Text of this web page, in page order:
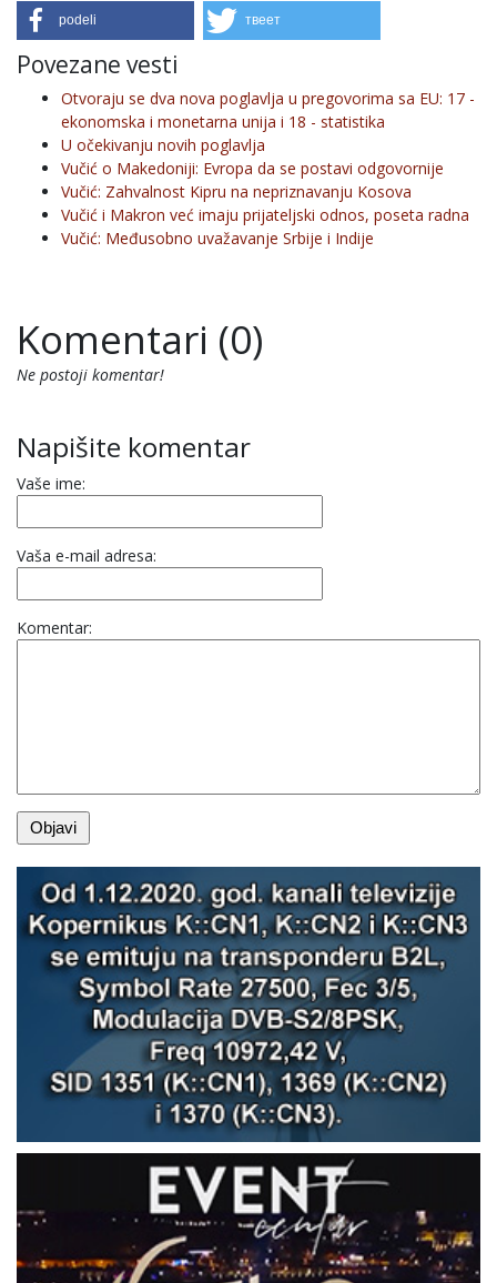
podeli твеет
Povezane vesti
Otvoraju se dva nova poglavlja u pregovorima sa EU: 17 -
ekonomska i monetarna unija i 18 - statistika
U očekivanju novih poglavlja
Vučić o Makedoniji: Evropa da se postavi odgovornije
Vučić: Zahvalnost Kipru na nepriznavanju Kosova
Vučić i Makron već imaju prijateljski odnos, poseta radna
Vučić: Međusobno uvažavanje Srbije i Indije
Komentari (0)
Ne postoji komentar!
Napišite komentar
Vaše ime:
Vaša e-mail adresa:
Komentar: